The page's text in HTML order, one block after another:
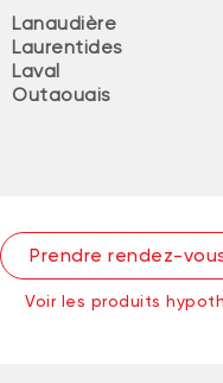
Lanaudière
Laurentides
Laval
Outaouais
Prendre rendez-
Voir les produits